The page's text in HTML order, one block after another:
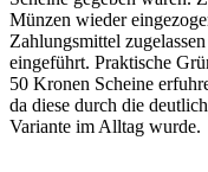
Münzen wieder
Zahlungsmittel
eingeführt. Praktische
50 Kronen Scheine
da diese durch die
Variante im Alltag wurde.